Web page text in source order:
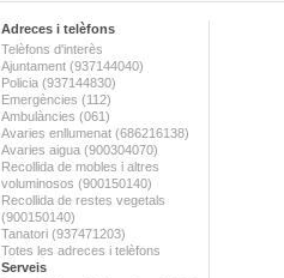
Adreces i telèfons
Telèfons d'interès
Ajuntament (937144040)
Policia (937144830)
Emergències (112)
Ambulàncies (061)
Avaries enllumenat (686216138)
Avaries aigua (900304070)
Recollida de mobles i altres
voluminosos (900150140)
Recollida de restes vegetals
(900150140)
Tanatori (937471203)
Totes les adreces i telèfons
Serveis